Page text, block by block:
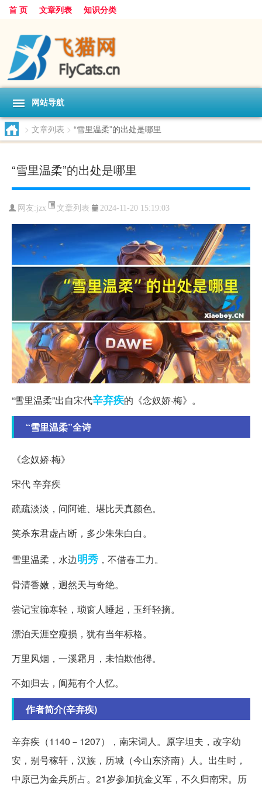
首 页 文章列表 知识分类
网站导航
> 文章列表 > “雪里温柔”的出处是哪里
“雪里温柔”的出处是哪里
网友:jzx 文章列表 2024-11-20 15:19:03
“雪里温柔”出自宋代辛弃疾的《念奴娇·梅》。
“雪里温柔”全诗
《念奴娇·梅》
宋代 辛弃疾
疏疏淡淡，问阿谁、堪比天真颜色。
笑杀东君虚占断，多少朱朱白白。
雪里温柔，水边明秀 ，不借春工力。
骨清香嫩，迥然天与奇绝。
尝记宝篽寒轻，琐窗人睡起，玉纤轻摘。
漂泊天涯空瘦损，犹有当年标格。
万里风烟，一溪霜月，未怕欺他得。
不如归去，阆苑有个人忆。
作者简介(辛弃疾)
辛弃疾（1140－1207），南宋词人。原字坦夫，改字幼
安，别号稼轩，汉族，历城（今山东济南）人。出生时，
中原已为金兵所占。21岁参加抗金义军，不久归南宋。历